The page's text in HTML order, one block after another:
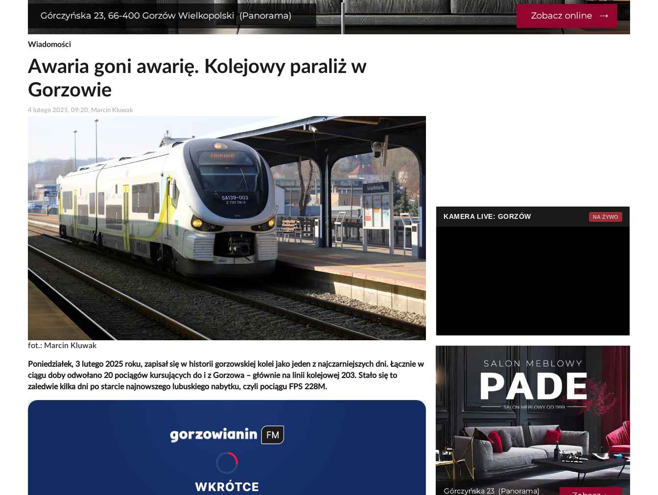
Wiadomości
Awaria goni awarię. Kolejowy paraliż w
Gorzowie
4 lutego 2025, 09:20, Marcin Kluwak
fot.: Marcin Kluwak
Poniedziałek, 3 lutego 2025 roku, zapisał się w historii gorzowskiej kolei jako jeden z najczarniejszych dni. Łącznie w
ciągu doby odwołano 20 pociągów kursujących do i z Gorzowa – głównie na linii kolejowej 203. Stało się to
zaledwie kilka dni po starcie najnowszego lubuskiego nabytku, czyli pociągu FPS 228M.
WKRÓTCE
KAMERA LIVE: GORZÓW NA ŻYWO